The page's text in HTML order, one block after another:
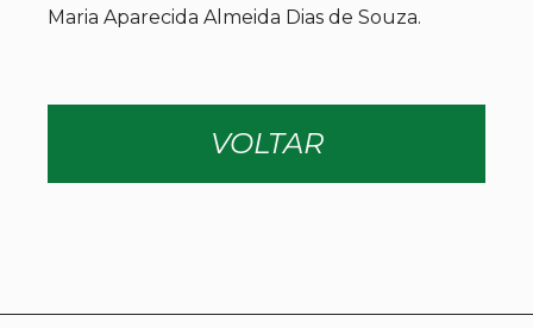
Maria Aparecida Almeida Dias de Souza.
VOLTAR